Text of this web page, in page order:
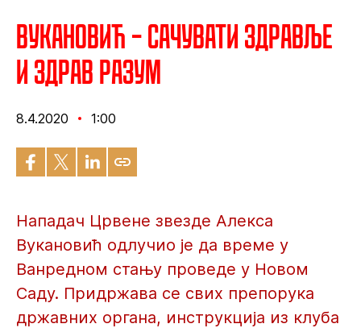
Вукановић – Сачувати здравље
и здрав разум
8.4.2020 1:00
Нападач Црвене звезде Алекса
Вукановић одлучио је да време у
Ванредном стању проведе у Новом
Саду. Придржава се свих препорука
државних органа, инструкција из клуба